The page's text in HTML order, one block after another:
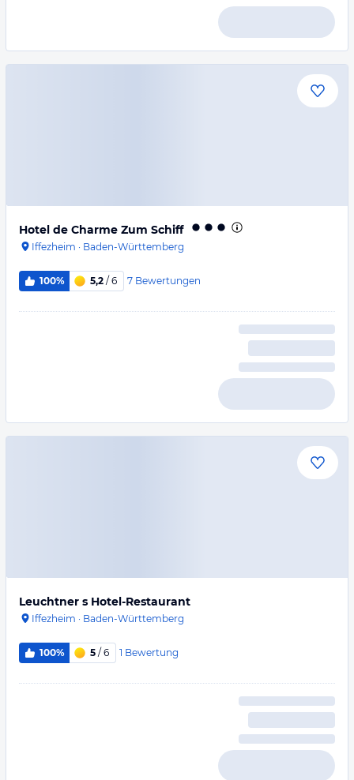
Hotel de Charme Zum Schiff
Iffezheim · Baden-Württemberg
100% 5,2 / 6 7 Bewertungen
Leuchtner s Hotel-Restaurant
Iffezheim · Baden-Württemberg
100% 5 / 6 1 Bewertung